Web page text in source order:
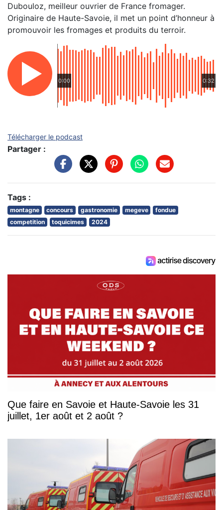
Dubouloz, meilleur ouvrier de France fromager.
Originaire de Haute-Savoie, il met un point d’honneur à
promouvoir les fromages et produits du terroir.
0:00 0:32
Télécharger le podcast
Partager :
Tags :
montagne concours gastronomie megeve
fondue
competition
toquicimes 2024
Que faire en Savoie et Haute-Savoie les 31
juillet, 1er août et 2 août ?